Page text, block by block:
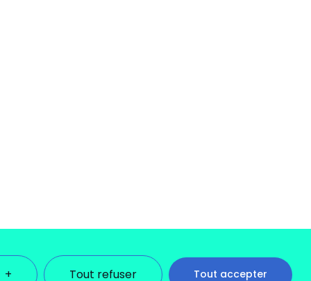
+ Tout refuser Tout accepter